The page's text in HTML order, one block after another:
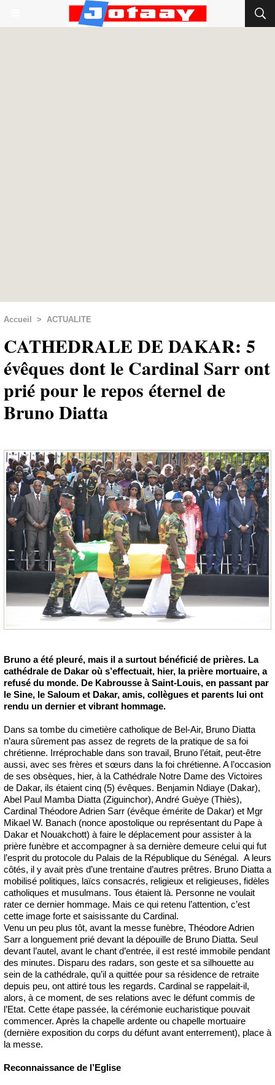
Accueil > ACTUALITE
CATHEDRALE DE DAKAR: 5
évêques dont le Cardinal Sarr ont
prié pour le repos éternel de
Bruno Diatta
Bruno a été pleuré, mais il a surtout bénéficié de prières. La
cathédrale de Dakar où s’effectuait, hier, la prière mortuaire, a
refusé du monde. De Kabrousse à Saint-Louis, en passant par
le Sine, le Saloum et Dakar, amis, collègues et parents lui ont
rendu un dernier et vibrant hommage.
Dans sa tombe du cimetière catholique de Bel-Air, Bruno Diatta
n’aura sûrement pas assez de regrets de la pratique de sa foi
chrétienne. Irréprochable dans son travail, Bruno l’était, peut-être
aussi, avec ses frères et sœurs dans la foi chrétienne. A l’occasion
de ses obsèques, hier, à la Cathédrale Notre Dame des Victoires
de Dakar, ils étaient cinq (5) évêques. Benjamin Ndiaye (Dakar),
Abel Paul Mamba Diatta (Ziguinchor), André Guèye (Thiès),
Cardinal Théodore Adrien Sarr (évêque émérite de Dakar) et Mgr
Mikael W. Banach (nonce apostolique ou représentant du Pape à
Dakar et Nouakchott) à faire le déplacement pour assister à la
prière funèbre et accompagner à sa dernière demeure celui qui fut
l’esprit du protocole du Palais de la République du Sénégal. A leurs
côtés, il y avait près d’une trentaine d’autres prêtres. Bruno Diatta a
mobilisé politiques, laïcs consacrés, religieux et religieuses, fidèles
catholiques et musulmans. Tous étaient là. Personne ne voulait
rater ce dernier hommage. Mais ce qui retenu l’attention, c’est
cette image forte et saisissante du Cardinal.
Venu un peu plus tôt, avant la messe funèbre, Théodore Adrien
Sarr a longuement prié devant la dépouille de Bruno Diatta. Seul
devant l’autel, avant le chant d’entrée, il est resté immobile pendant
des minutes. Disparu des radars, son geste et sa silhouette au
sein de la cathédrale, qu’il a quittée pour sa résidence de retraite
depuis peu, ont attiré tous les regards. Cardinal se rappelait-il,
alors, à ce moment, de ses relations avec le défunt commis de
l’Etat. Cette étape passée, la cérémonie eucharistique pouvait
commencer. Après la chapelle ardente ou chapelle mortuaire
(dernière exposition du corps du défunt avant enterrement), place à
la messe.
Reconnaissance de l’Eglise